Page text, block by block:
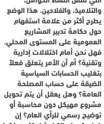
والتلاميذ، والفلاحين. هذا الوضع
يطرح أكثر من علامة استفهام
حول حكامة تدبير المشاريع
العمومية على المستوى المحلي.
فهل نحن أمام اختلالات إدارية
وتقنية؟ أم أن الأمر يتعلق فعلاً
بتغليب الحسابات السياسية
الضيقة على حساب المصلحة
العامة؟ وهل يعقل أن يتم تحويل
مشروع مهيكل دون محاسبة أو
توضيح رسمي للرأي العام؟ إن